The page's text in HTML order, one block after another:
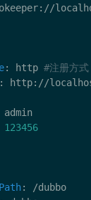
: http #注册方式
: http://
123456